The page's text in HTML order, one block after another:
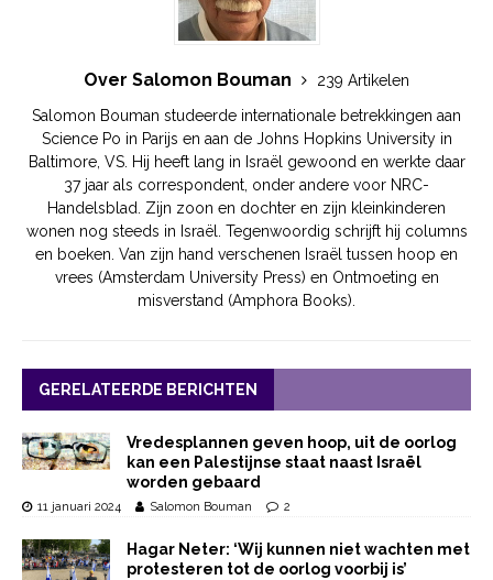
Over Salomon Bouman
239 Artikelen
Salomon Bouman studeerde internationale betrekkingen aan
Science Po in Parijs en aan de Johns Hopkins University in
Baltimore, VS. Hij heeft lang in Israël gewoond en werkte daar
37 jaar als correspondent, onder andere voor NRC-
Handelsblad. Zijn zoon en dochter en zijn kleinkinderen
wonen nog steeds in Israël. Tegenwoordig schrijft hij columns
en boeken. Van zijn hand verschenen Israël tussen hoop en
vrees (Amsterdam University Press) en Ontmoeting en
misverstand (Amphora Books).
GERELATEERDE BERICHTEN
Vredesplannen geven hoop, uit de oorlog
kan een Palestijnse staat naast Israël
worden gebaard
11 januari 2024 Salomon Bouman 2
Hagar Neter: ‘Wij kunnen niet wachten met
protesteren tot de oorlog voorbij is’